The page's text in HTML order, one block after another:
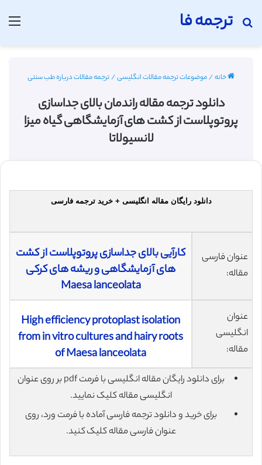
ترجمه فا
جستجو برای
خانه/موضوعات ترجمه مقالات انگلیسی/ترجمه مقالات درباره طب سنتی
دانلود ترجمه مقاله راندمان بالای جداسازی
پروتوپلاست از کشت های آزمایشگاهی گیاه میزا
لانسیولاتا
دانلود رایگان مقاله انگلیسی + خرید ترجمه فارسی
عنوان فارسی
مقاله:
کارآیی بالای جداسازی پروتوپلاست از کشت
های آزمایشگاهی و ریشه های کرکی
Maesa lanceolata
عنوان
انگلیسی
مقاله:
High efficiency protoplast isolation
from in vitro cultures and hairy roots
of Maesa lanceolata
برای دانلود رایگان مقاله انگلیسی با فرمت pdf بر روی عنوان
انگلیسی مقاله کلیک نمایید.
برای خرید و دانلود ترجمه فارسی آماده با فرمت ورد، روی
عنوان فارسی مقاله کلیک کنید.